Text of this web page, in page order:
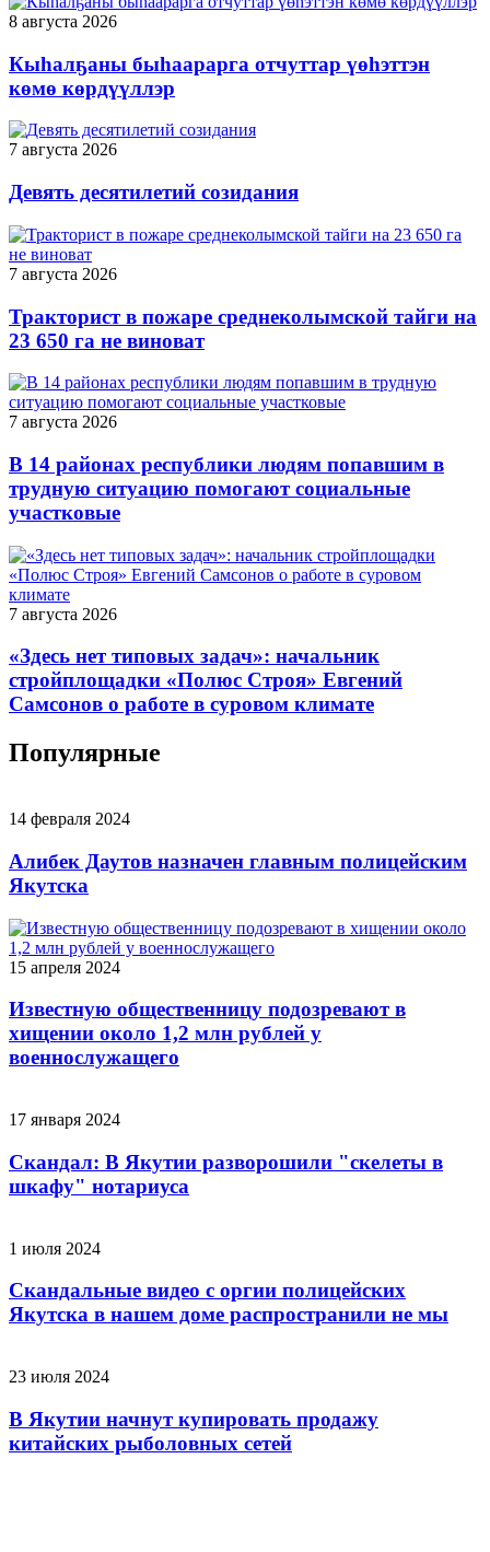
8 августа 2026
Кыһалҕаны быһаарарга отчуттар үөһэттэн
көмө көрдүүллэр
7 августа 2026
Девять десятилетий созидания
7 августа 2026
Тракторист в пожаре среднеколымской тайги на
23 650 га не виноват
7 августа 2026
В 14 районах республики людям попавшим в
трудную ситуацию помогают социальные
участковые
7 августа 2026
«Здесь нет типовых задач»: начальник
стройплощадки «Полюс Строя» Евгений
Самсонов о работе в суровом климате
Популярные
14 февраля 2024
Алибек Даутов назначен главным полицейским
Якутска
15 апреля 2024
Известную общественницу подозревают в
хищении около 1,2 млн рублей у
военнослужащего
17 января 2024
Скандал: В Якутии разворошили "скелеты в
шкафу" нотариуса
1 июля 2024
Скандальные видео с оргии полицейских
Якутска в нашем доме распространили не мы
23 июля 2024
В Якутии начнут купировать продажу
китайских рыболовных сетей